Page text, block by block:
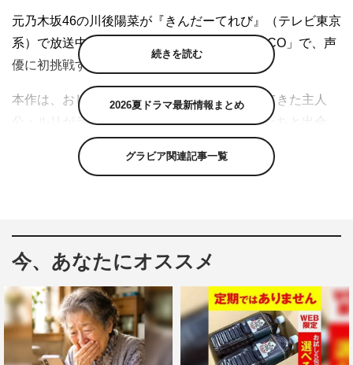
元乃木坂46の川後陽菜が『きんだーてれび』（テレビ東京
系）で放送中の日中合作アニメ「LALALACOCO」で、声
優に初挑戦することが分かった。
本作は、おしゃれな街アラモードに引っ越してきた主人
公・ルリがラララココをめぐるさまざまな人たちと出会
い、オシャレに関する知識を得て少しずつ自信をつけてい
くストーリー。「ラララココ」の生みの親は、世界的に有
（9月22日（火）放送）に出演し、ファッションデザイナ
ー・ランランを演じる。
この記事の写真
続きを読む
2026夏ドラマ最新情報まとめ
グラビア関連記事一覧
今、あなたにオススメ